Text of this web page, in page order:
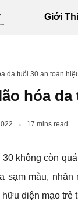
Giới
da tuổi 30 an toàn
hóa
17 mins read
không còn
sạm màu,
diện mạo trẻ